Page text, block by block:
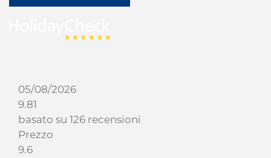
05/08/2026
9.81
basato su 126 recensioni
Prezzo
9.6